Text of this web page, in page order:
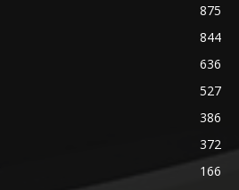
875
844
636
527
386
372
166